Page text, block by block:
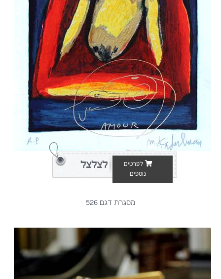
לפרטים
נוספים
לצלצל
מסגרת דגם 526